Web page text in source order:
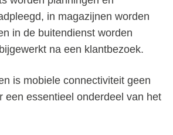
in magazijnen worden
in de buitendienst worden
na een klantbezoek.
is mobiele connectiviteit geen
een essentieel onderdeel van het